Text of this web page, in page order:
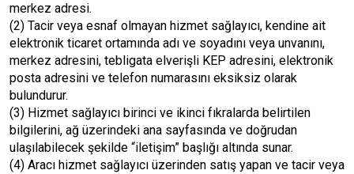
merkez adresi.
(2) Tacir veya esnaf olmayan hizmet sağlayıcı, kendine ait
elektronik ticaret ortamında adı ve soyadını veya unvanını,
merkez adresini, tebligata elverişli KEP adresini, elektronik
posta adresini ve telefon numarasını eksiksiz olarak
bulundurur.
(3) Hizmet sağlayıcı birinci ve ikinci fıkralarda belirtilen
bilgilerini, ağ üzerindeki ana sayfasında ve doğrudan
ulaşılabilecek şekilde “iletişim” başlığı altında sunar.
(4) Aracı hizmet sağlayıcı üzerinden satış yapan ve tacir veya